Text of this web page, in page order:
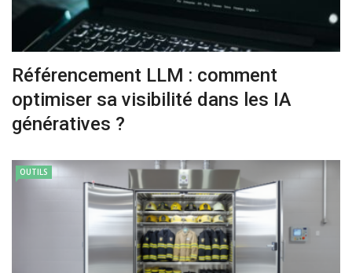
Référencement LLM : comment
optimiser sa visibilité dans les IA
génératives ?
OUTILS